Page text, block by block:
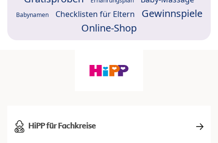
Babynamen Checklisten für Eltern
Gewinnspiele
Online-Shop
HiPP für Fachkreise